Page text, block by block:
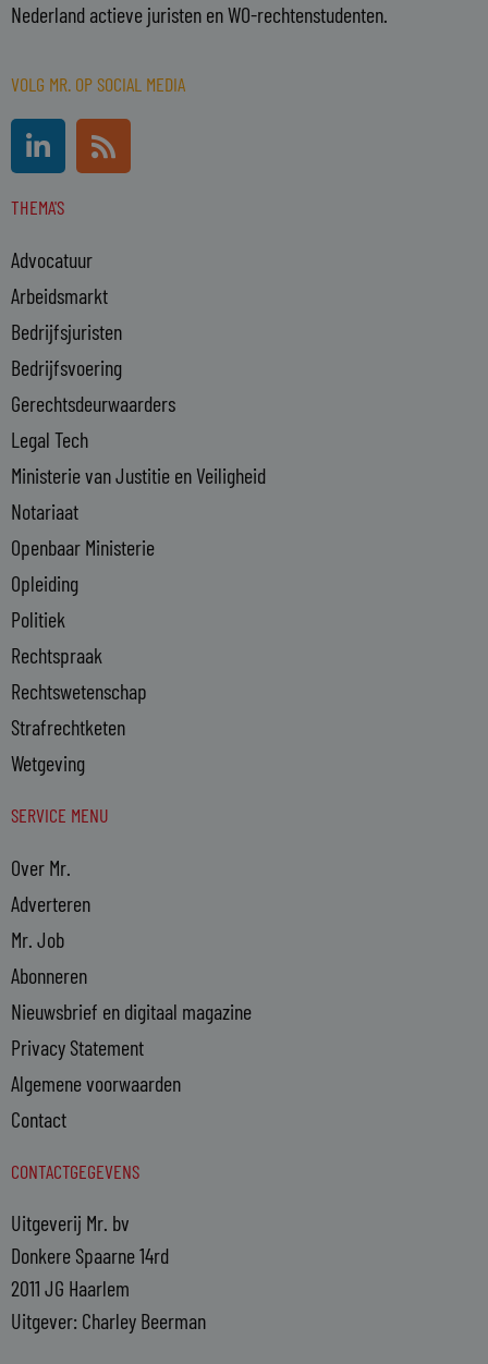
Nederland actieve juristen en WO-rechtenstudenten.
VOLG MR. OP SOCIAL MEDIA
L
i
n
k
d
i
n
-
i
n
R
s
s
THEMA'S
Advocatuur
Arbeidsmarkt
Bedrijfsjuristen
Bedrijfsvoering
Gerechtsdeurwaarders
Legal Tech
Ministerie van Justitie en Veiligheid
Notariaat
Openbaar Ministerie
Opleiding
Politiek
Rechtspraak
Rechtswetenschap
Strafrechtketen
Wetgeving
SERVICE MENU
Over Mr.
Adverteren
Mr. Job
Abonneren
Nieuwsbrief en digitaal magazine
Privacy Statement
Algemene voorwaarden
Contact
CONTACTGEGEVENS
Uitgeverij Mr. bv
Donkere Spaarne 14rd
2011 JG Haarlem
Uitgever: Charley Beerman